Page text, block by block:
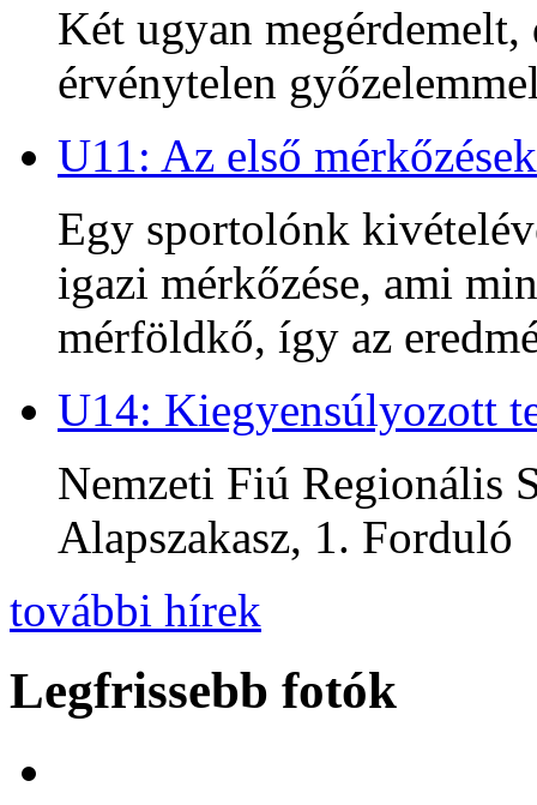
Két ugyan
érvénytelen
U11: Az első mérkőzések
Egy sportolónk
igazi mérkőzése, ami
mérföldkő, így az
U14: Kiegyensúlyozott
Nemzeti Fiú Regionális
Alapszakasz, 1. Forduló
további hírek
Legfrissebb fotók